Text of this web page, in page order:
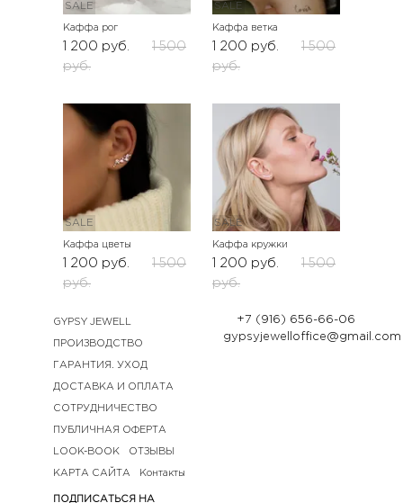
SALE
Каффа рог
1 200 руб.
1 500
руб.
SALE
Каффа ветка
1 200 руб.
1 500
руб.
SALE
Каффа цветы
1 200 руб.
1 500
руб.
SALE
Каффа кружки
1 200 руб.
1 500
руб.
GYPSY JEWELL
ПРОИЗВОДСТВО
ГАРАНТИЯ. УХОД
ДОСТАВКА И ОПЛАТА
СОТРУДНИЧЕСТВО
ПУБЛИЧНАЯ ОФЕРТА
LOOK-BOOK ОТЗЫВЫ
КАРТА САЙТА Контакты
+7 (916) 656-66-06
gypsyjewelloffice@gmail.com
ПОДПИСАТЬСЯ НА